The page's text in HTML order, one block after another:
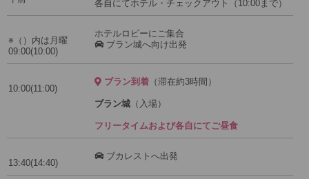
各自にてホテル・チェックアウト（10:00まで）
※（）内は月曜
09:00(10:00)
ホテルロビーにご集合
ブラン城へ向け出発
10:00(11:00)
ブラン到着 （滞在約3時間）
ブラン城 （入場）
フリータイムおよび各自にてご昼食
13:40(14:40)
ブカレストへ出発